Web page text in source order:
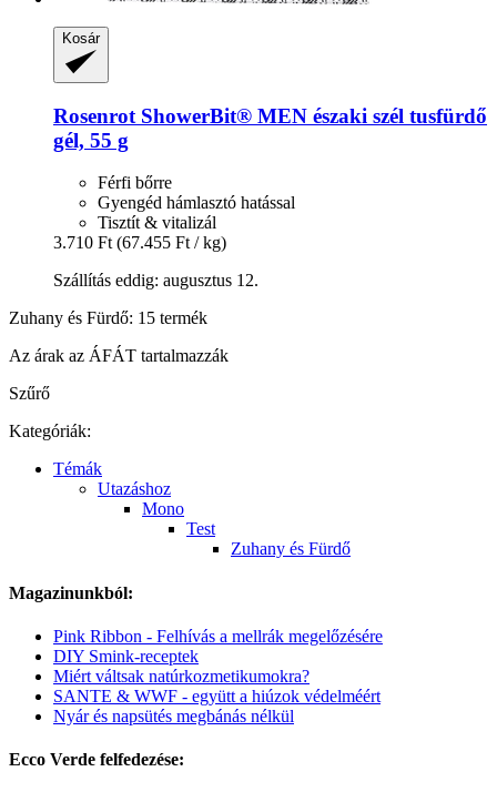
Kosár
Rosenrot ShowerBit® MEN északi szél tusfürdő
gél, 55 g
Férfi bőrre
Gyengéd hámlasztó hatással
Tisztít & vitalizál
3.710 Ft (67.455 Ft / kg)
Szállítás eddig: augusztus 12.
Zuhany és Fürdő: 15 termék
Az árak az ÁFÁT tartalmazzák
Szűrő
Kategóriák:
Témák
Utazáshoz
Mono
Test
Zuhany és Fürdő
Magazinunkból:
Pink Ribbon - Felhívás a mellrák megelőzésére
DIY Smink-receptek
Miért váltsak natúrkozmetikumokra?
SANTE & WWF - együtt a hiúzok védelméért
Nyár és napsütés megbánás nélkül
Ecco Verde felfedezése: